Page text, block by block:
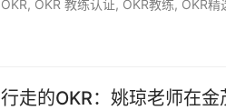
OKR, OKR 教练认证, OKR教练, OKR精
行走的OKR：姚琼老师在金